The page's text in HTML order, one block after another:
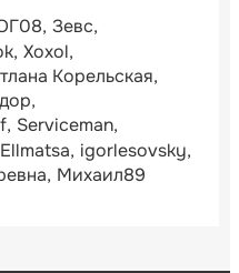
Зевс
Xoxol
Корельская
Serviceman
Ellmatsa igorlesovsky
Михаил89